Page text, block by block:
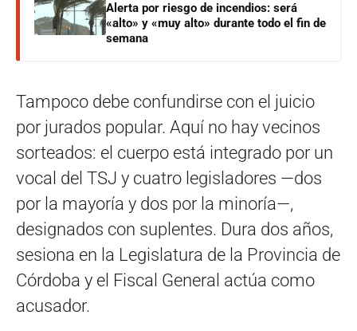
Alerta por riesgo de incendios: será
«alto» y «muy alto» durante todo el fin de
semana
Tampoco debe confundirse con el juicio
por jurados popular. Aquí no hay vecinos
sorteados: el cuerpo está integrado por un
vocal del TSJ y cuatro legisladores —dos
por la mayoría y dos por la minoría—,
designados con suplentes. Dura dos años,
sesiona en la Legislatura de la Provincia de
Córdoba y el Fiscal General actúa como
acusador.